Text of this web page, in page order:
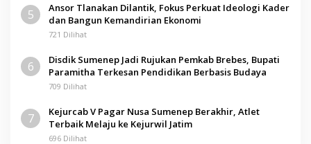
5
Ansor Tlanakan Dilantik, Fokus Perkuat Ideologi Kader
dan Bangun Kemandirian Ekonomi
721 Dilihat
6
Disdik Sumenep Jadi Rujukan Pemkab Brebes, Bupati
Paramitha Terkesan Pendidikan Berbasis Budaya
709 Dilihat
7
Kejurcab V Pagar Nusa Sumenep Berakhir, Atlet
Terbaik Melaju ke Kejurwil Jatim
696 Dilihat